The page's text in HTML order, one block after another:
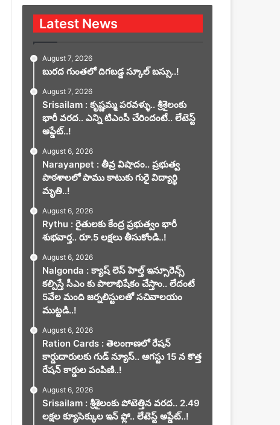
Latest News
August 7, 2026
బురద గుంతలో దిగబడ్డ స్కూల్ బస్సు..!
August 7, 2026
Srisailam : కృష్ణమ్మ పరవళ్ళు.. శ్రీశైలంకు
భారీ వరద.. ఎన్ని టిఎంసీ చేరిందంటే.. లేటెస్ట్
అప్డేట్..!
August 6, 2026
Narayanpet : తీవ్ర విషాదం.. ప్రభుత్వ
పాఠశాలలో పాము కాటుకు గురై విద్యార్థి
మృతి..!
August 6, 2026
Rythu : రైతులకు కేంద్ర ప్రభుత్వం భారీ
శుభవార్త.. రూ.5 లక్షలు తీసుకోండి..!
August 6, 2026
Nalgonda : క్యాష్ లెస్ హెల్త్ ఇన్సూరెన్స్
కల్పిస్తే సీఎం కు పాలాభిషేకం చేస్తాం.. లేదంటే
5వేల మంది జర్నలిస్టులతో సచివాలయం
ముట్టడి..!
August 6, 2026
Ration Cards : తెలంగాణలో రేషన్
కార్డుదారులకు గుడ్ న్యూస్.. ఆగస్టు 15 న కొత్త
రేషన్ కార్డుల పంపిణి..!
August 6, 2026
Srisailam : శ్రీశైలంకు పోటెత్తిన వరద.. 2.49
లక్షల క్యూసెక్కుల ఇన్ ఫ్లో.. లేటెస్ట్ అప్డేట్..!